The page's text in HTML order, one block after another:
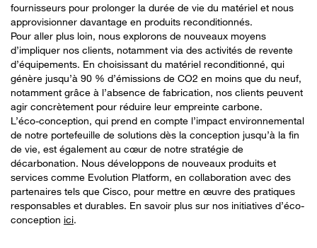
fournisseurs pour prolonger la durée de vie du matériel et nous
approvisionner davantage en produits reconditionnés.
Pour aller plus loin, nous explorons de nouveaux moyens
d’impliquer nos clients, notamment via des activités de revente
d’équipements. En choisissant du matériel reconditionné, qui
génère jusqu’à 90 % d’émissions de CO2 en moins que du neuf,
notamment grâce à l’absence de fabrication, nos clients peuvent
agir concrètement pour réduire leur empreinte carbone.
L’éco-conception, qui prend en compte l’impact environnemental
de notre portefeuille de solutions dès la conception jusqu’à la fin
de vie, est également au cœur de notre stratégie de
décarbonation. Nous développons de nouveaux produits et
services comme Evolution Platform, en collaboration avec des
partenaires tels que Cisco, pour mettre en œuvre des pratiques
responsables et durables. En savoir plus sur nos initiatives d’éco-
conception ici.